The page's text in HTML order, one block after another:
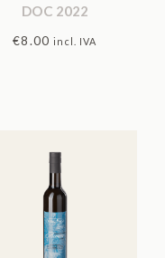
DOC 2022
€8.00 incl. IVA